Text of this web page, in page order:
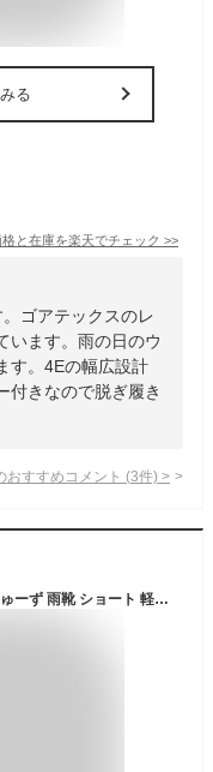
る
格と在庫を楽天でチェック >>
ゴアテックスのレ
います。雨の日のウ
す。4Eの幅広設計
付きなので脱ぎ履き
おすすめコメント (3件) >
レインシューズ メンズ レディース れいんしゅーず 雨靴 ショート 軽量 防水 梅雨対策 台風 通勤 通学